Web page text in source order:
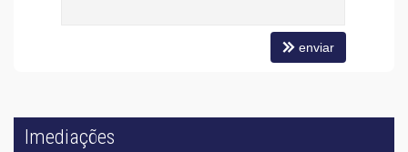
enviar
Imediações